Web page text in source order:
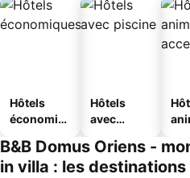
Hôtels
économiq
Hôtels
avec
B&B Domus Oriens -
in villa : les